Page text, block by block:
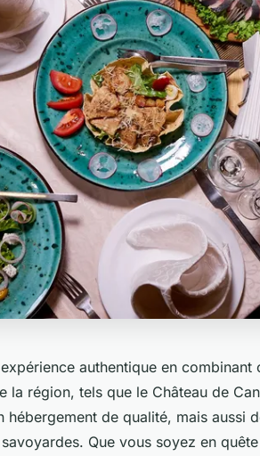
authentique en
la région, tels que le Château de
hébergement de qualité, mais aussi
Que vous soyez en